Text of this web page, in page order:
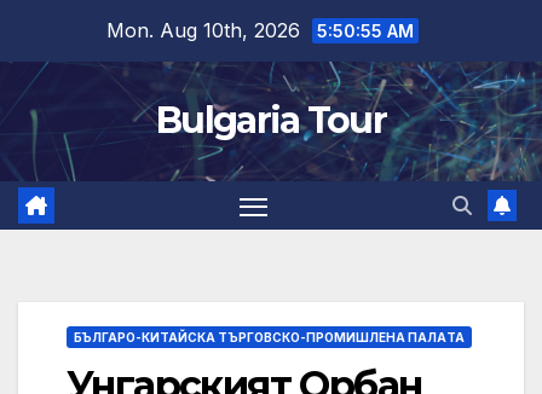
content
Mon. Aug 10th, 2026 5:50:56 AM
Bulgaria Tour
БЪЛГАРО-КИТАЙСКА ТЪРГОВСКО-ПРОМИШЛЕНА ПАЛAТА